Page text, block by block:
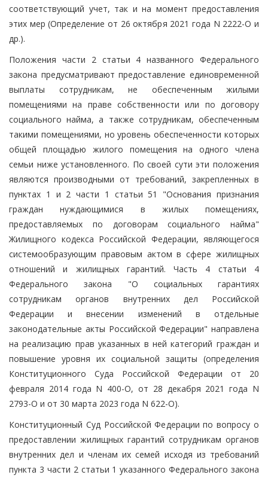
соответствующий учет, так и на момент предоставления
этих мер (Определение от 26 октября 2021 года N 2222-О и
др.).
Положения части 2 статьи 4 названного Федерального
закона предусматривают предоставление единовременной
выплаты сотрудникам, не обеспеченным жилыми
помещениями на праве собственности или по договору
социального найма, а также сотрудникам, обеспеченным
такими помещениями, но уровень обеспеченности которых
общей площадью жилого помещения на одного члена
семьи ниже установленного. По своей сути эти положения
являются производными от требований, закрепленных в
пунктах 1 и 2 части 1 статьи 51 "Основания признания
граждан нуждающимися в жилых помещениях,
предоставляемых по договорам социального найма"
Жилищного кодекса Российской Федерации, являющегося
системообразующим правовым актом в сфере жилищных
отношений и жилищных гарантий. Часть 4 статьи 4
Федерального закона "О социальных гарантиях
сотрудникам органов внутренних дел Российской
Федерации и внесении изменений в отдельные
законодательные акты Российской Федерации" направлена
на реализацию прав указанных в ней категорий граждан и
повышение уровня их социальной защиты (определения
Конституционного Суда Российской Федерации от 20
февраля 2014 года N 400-О, от 28 декабря 2021 года N
2793-О и от 30 марта 2023 года N 622-О).
Конституционный Суд Российской Федерации по вопросу о
предоставлении жилищных гарантий сотрудникам органов
внутренних дел и членам их семей исходя из требований
пункта 3 части 2 статьи 1 указанного Федерального закона